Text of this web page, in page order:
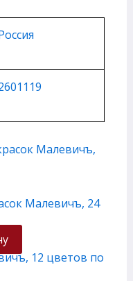
Малевичъ, 24